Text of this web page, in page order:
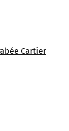
Cartier